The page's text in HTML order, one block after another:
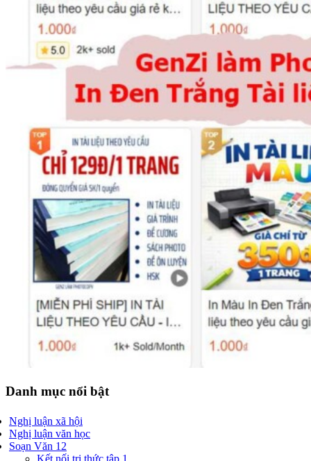
Danh mục nổi bật
Nghị luận xã hội
Nghị luận văn học
Soạn Văn 12